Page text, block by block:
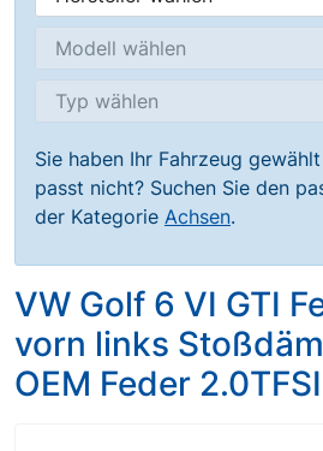
Sie haben Ihr Fahrzeug
passt nicht? Suchen Sie den
der Kategorie Achsen.
VW Golf 6 VI GTI
vorn links
OEM Feder 2.0TFSI